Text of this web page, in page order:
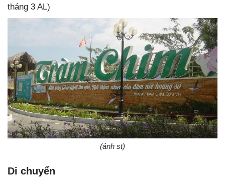
tháng 3 AL)
(ảnh st)
Di chuyển